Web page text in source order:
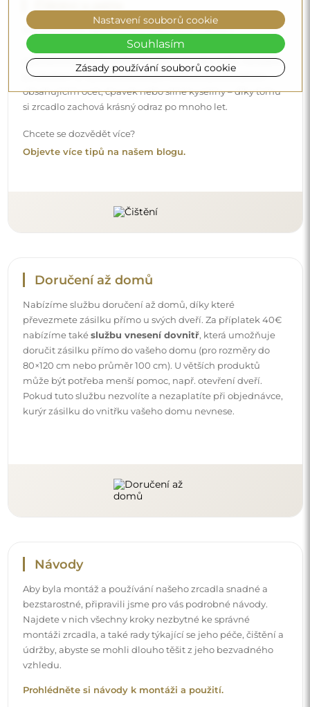
Pro zachování optimálního lesku stačí utěrka z
mikrovlákna a teplá voda. Pokud se rozhodnete pro
specializované přípravky, dbejte na to, aby měly neutrální
pH (kolem 7). Vyhněte se silným čisticím prostředkům
obsahujícím ocet, čpavek nebo silné kyseliny – díky tomu
si zrcadlo zachová krásný odraz po mnoho let.
Chcete se dozvědět více?
Objevte více tipů na našem blogu.
Doručení až domů
Nabízíme službu doručení až domů, díky které
převezmete zásilku přímo u svých dveří. Za příplatek 40€
nabízíme takéslužbu vnesení dovnitř, která umožňuje
doručit zásilku přímo do vašeho domu (pro rozměry do
80×120 cm nebo průměr 100 cm). U větších produktů
může být potřeba menší pomoc, např. otevření dveří.
Pokud tuto službu nezvolíte a nezaplatíte při objednávce,
kurýr zásilku do vnitřku vašeho domu nevnese.
Návody
Aby byla montáž a používání našeho zrcadla snadné a
bezstarostné, připravili jsme pro vás podrobné návody.
Najdete v nich všechny kroky nezbytné ke správné
montáži zrcadla, a také rady týkající se jeho péče, čištění a
údržby, abyste se mohli dlouho těšit z jeho bezvadného
vzhledu.
Prohlédněte si návody k montáži a použití.
Zásady používání souborů cookie
Nastavení souborů cookie
Souhlasím